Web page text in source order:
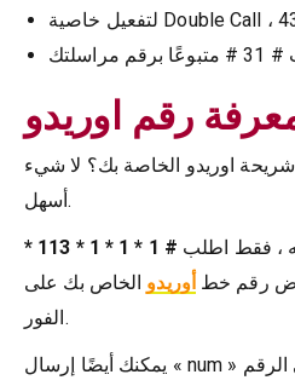
رقم اوريدو
اوريدو الخاصة بك؟ لا شيء
أسهل.
، فقط اطلب # 1 * 1 * 1 * 113 *
رقم خط أوريدو الخاص بك على
الفور.
يمكنك أيضًا إرسال « num » برسالة نصية قصيرة إلى الرقم